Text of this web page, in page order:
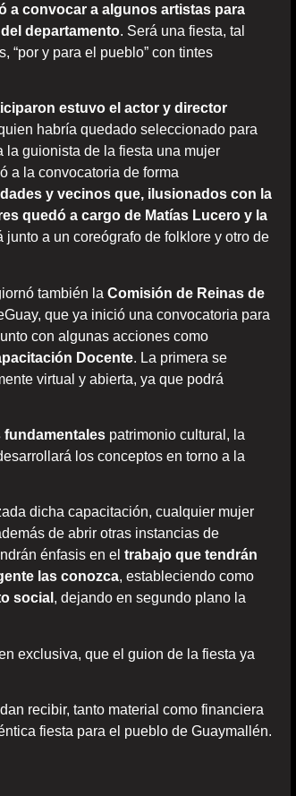
a convocar a algunos artistas para
departamento. Será una fiesta, tal
“por y para el pueblo” con tintes
estuvo el actor y director
habría quedado seleccionado para
la guionista de la fiesta una mujer
a la convocatoria de forma
y vecinos que, ilusionados con la
quedó a cargo de Matías Lucero y la
junto a un coreógrafo de folklore y otro de
también la Comisión de Reinas de
que ya inició una convocatoria para
con algunas acciones como
Docente. La primera se
virtual y abierta, ya que podrá
fundamentales patrimonio cultural, la
los conceptos en torno a la
dicha capacitación, cualquier mujer
de abrir otras instancias de
énfasis en el trabajo que tendrán
las conozca, estableciendo como
social , dejando en segundo plano la
exclusiva, que el guion de la fiesta ya
recibir, tanto material como financiera
fiesta para el pueblo de Guaymallén.